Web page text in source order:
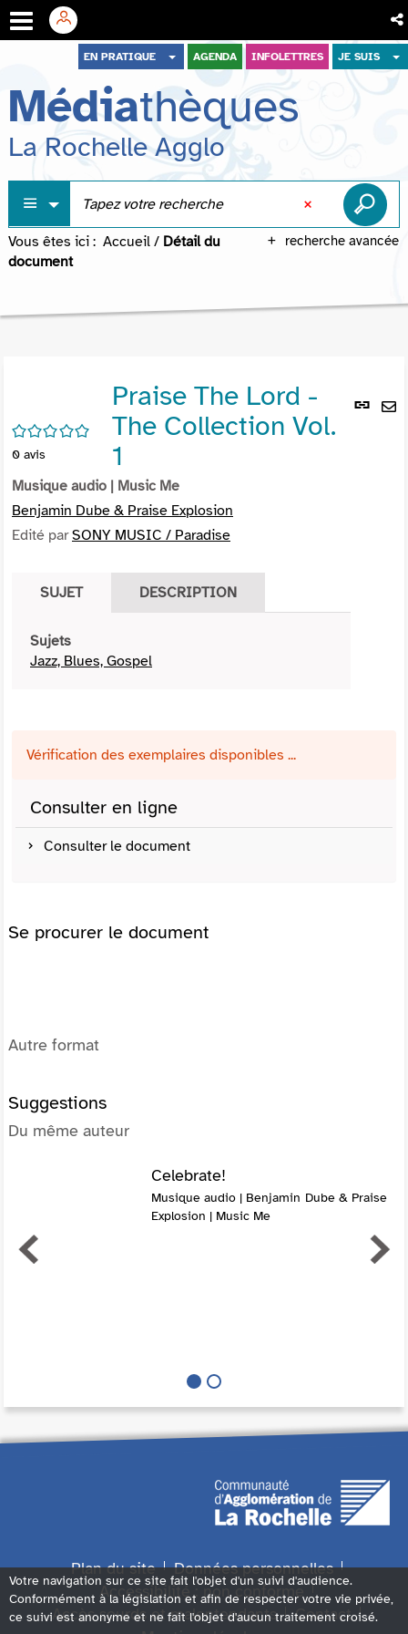
menu
contenu
recherche
EN PRATIQUE AGENDA INFOLETTRES JE SUIS
Médiathèques
La Rochelle Agglo
recherche avancée
Vous êtes ici : Accueil / Détail du
document
Lien
/5
0 avis
Praise The Lord -
The Collection Vol.
1
Musique audio | Music Me
Benjamin Dube & Praise Explosion
Edité parSONY MUSIC / Paradise
SUJET DESCRIPTION
Sujets
Jazz, Blues, Gospel
Vérification des exemplaires disponibles ...
Consulter en ligne
Consulter le document
Se procurer le document
Autre format
Suggestions
Du même auteur
Celebrate!
Musique audio | Benjamin Dube & Praise
Explosion | Music Me
Plan du site
Données personnelles
Accessibilité : non conforme
Accès sourds et malentendants
Contact
Votre navigation sur ce site fait l'objet d'un suivi d'audience.
Conformément à la législation et afin de respecter votre vie privée,
ce suivi est anonyme et ne fait l'objet d'aucun traitement croisé.